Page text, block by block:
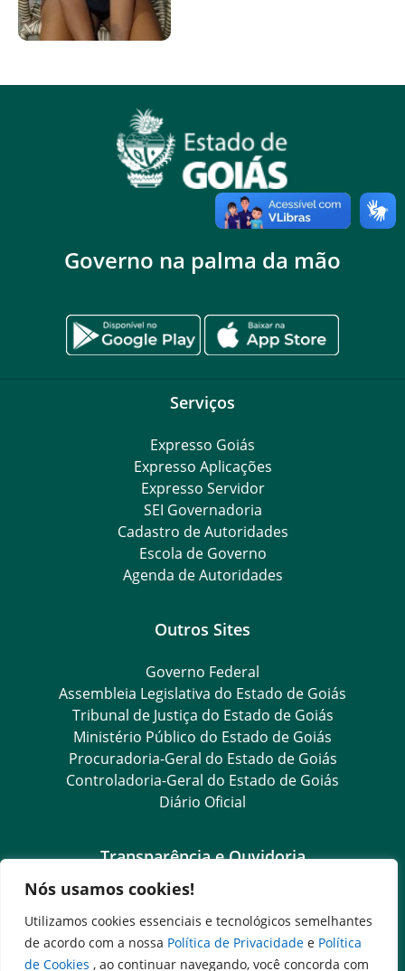
Nós usamos cookies!
Utilizamos cookies essenciais e tecnológicos semelhantes
de acordo com a nossa Política de Privacidade e Política
de Cookies , ao continuar navegando, você concorda com
Governo na palma da mão
Serviços
Expresso Goiás
Expresso Aplicações
Expresso Servidor
SEI Governadoria
Cadastro de Autoridades
Escola de Governo
Agenda de Autoridades
Outros Sites
Governo Federal
Assembleia Legislativa do Estado de Goiás
Tribunal de Justiça do Estado de Goiás
Ministério Público do Estado de Goiás
Procuradoria-Geral do Estado de Goiás
Controladoria-Geral do Estado de Goiás
Diário Oficial
Transparência e Ouvidoria
LGPD
Goiás Transparência
Dados Abertos Goiás
e-SIC